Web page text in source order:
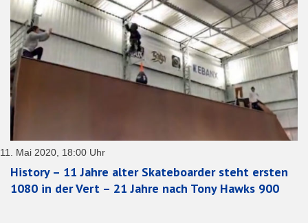
11. Mai 2020, 18:00 Uhr
History – 11 Jahre alter Skateboarder steht ersten
1080 in der Vert – 21 Jahre nach Tony Hawks 900